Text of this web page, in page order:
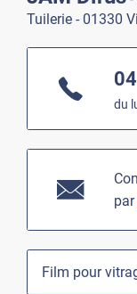
Tuilerie - 01330
du
par
Film pour